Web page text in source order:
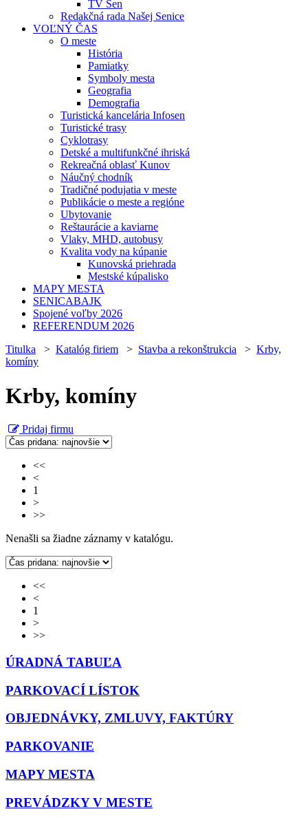
TV Sen
Redakčná rada Našej Senice
VOĽNÝ ČAS
O meste
História
Pamiatky
Symboly mesta
Geografia
Demografia
Turistická kancelária Infosen
Turistické trasy
Cyklotrasy
Detské a multifunkčné ihriská
Rekreačná oblasť Kunov
Náučný chodník
Tradičné podujatia v meste
Publikácie o meste a regióne
Ubytovanie
Reštaurácie a kaviarne
Vlaky, MHD, autobusy
Kvalita vody na kúpanie
Kunovská priehrada
Mestské kúpalisko
MAPY MESTA
SENICABAJK
Spojené voľby 2026
REFERENDUM 2026
Titulka > Katalóg firiem > Stavba a rekonštrukcia > Krby,
komíny
Krby, komíny
Pridaj firmu
<<
<
1
>
>>
Nenašli sa žiadne záznamy v katalógu.
<<
<
1
>
>>
ÚRADNÁ TABUĽA
PARKOVACÍ LÍSTOK
OBJEDNÁVKY, ZMLUVY, FAKTÚRY
PARKOVANIE
MAPY MESTA
PREVÁDZKY V MESTE